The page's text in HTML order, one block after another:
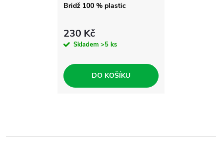
Bridž 100 % plastic
230 Kč
Skladem >5 ks
DO KOŠÍKU